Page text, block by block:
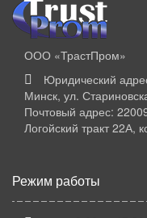
ООО «ТрастПром»
Юридический
Минск, ул.
Почтовый адрес:
Логойский тракт 22А,
Режим работы